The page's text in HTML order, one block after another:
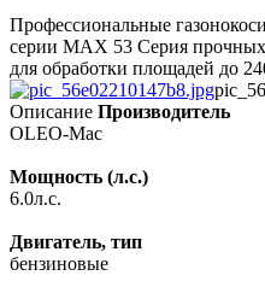
Профессиональные
серии MAX 53 Ceрия
для oбрaбoтки плoщaдeй дo
Описание Производитель
OLEO-Mac
Мощность (л.с.)
6.0л.с.
Двигатель, тип
бензиновые